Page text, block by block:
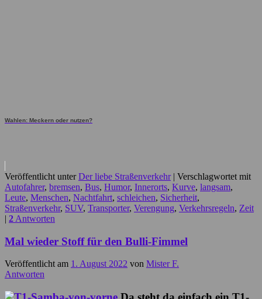
Wahlen: Meckern oder nutzen?
Veröffentlicht unter Der liebe Straßenverkehr | Verschlagwortet mit
Autofahrer, bremsen, Bus, Humor, Innerorts, Kurve, langsam,
Leute, Menschen, Nachtfahrt, schleichen, Sicherheit,
Straßenverkehr, SUV, Transporter, Verengung, Verkehrsregeln, Zeit
| 2 Antworten
Mal wieder Stoff für den Bulli-Fimmel
Veröffentlicht am 1. August 2022 von Mister F.
Antworten